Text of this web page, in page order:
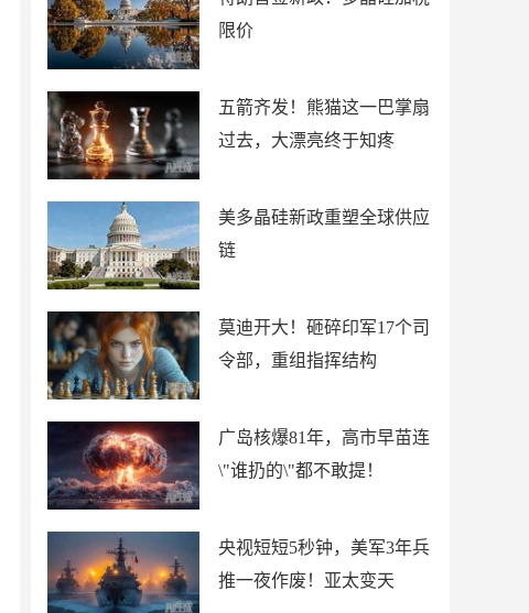
限价
五箭齐发！熊猫这一巴掌扇
过去，大漂亮终于知疼
美多晶硅新政重塑全球供应
链
莫迪开大！砸碎印军17个司
令部，重组指挥结构
广岛核爆81年，高市早苗连
\"谁扔的\"都不敢提！
央视短短5秒钟，美军3年兵
推一夜作废！亚太变天